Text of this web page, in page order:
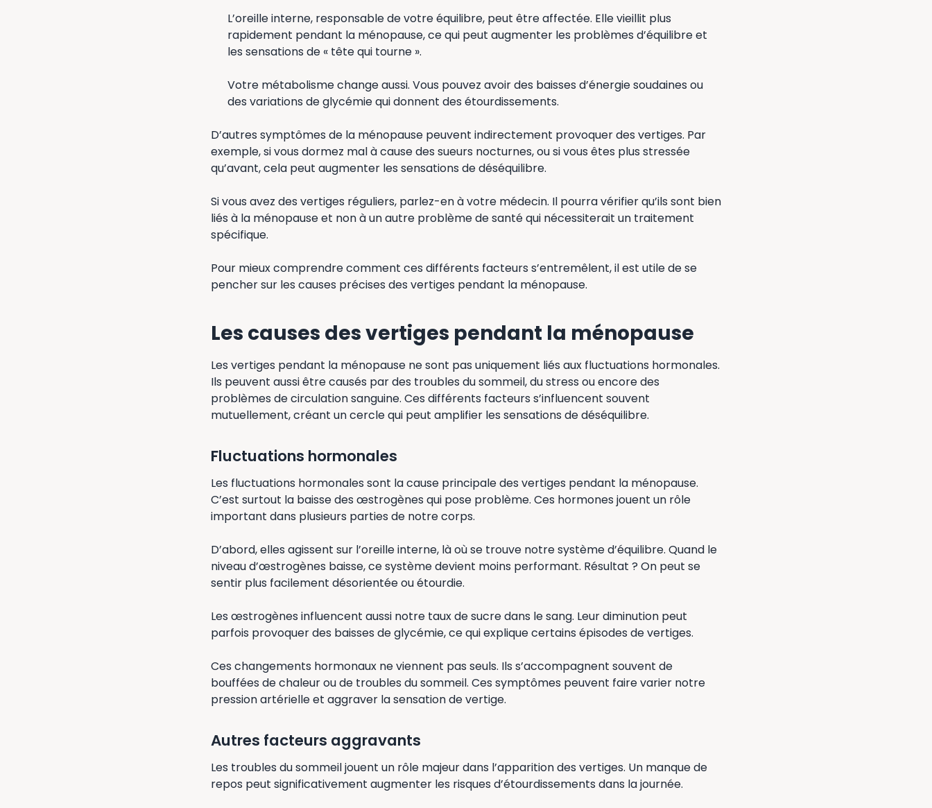
L’oreille interne, responsable de votre équilibre, peut être affectée. Elle vieillit plus
rapidement pendant la ménopause, ce qui peut augmenter les problèmes d’équilibre et
les sensations de « tête qui tourne ».
Votre métabolisme change aussi. Vous pouvez avoir des baisses d’énergie soudaines ou
des variations de glycémie qui donnent des étourdissements.
D’autres symptômes de la ménopause peuvent indirectement provoquer des vertiges. Par
exemple, si vous dormez mal à cause des sueurs nocturnes, ou si vous êtes plus stressée
qu’avant, cela peut augmenter les sensations de déséquilibre.
Si vous avez des vertiges réguliers, parlez-en à votre médecin. Il pourra vérifier qu’ils sont bien
liés à la ménopause et non à un autre problème de santé qui nécessiterait un traitement
spécifique.
Pour mieux comprendre comment ces différents facteurs s’entremêlent, il est utile de se
pencher sur les causes précises des vertiges pendant la ménopause.
Les causes des vertiges pendant la ménopause
Les vertiges pendant la ménopause ne sont pas uniquement liés aux fluctuations hormonales.
Ils peuvent aussi être causés par des troubles du sommeil, du stress ou encore des
problèmes de circulation sanguine. Ces différents facteurs s’influencent souvent
mutuellement, créant un cercle qui peut amplifier les sensations de déséquilibre.
Fluctuations hormonales
Les fluctuations hormonales sont la cause principale des vertiges pendant la ménopause.
C’est surtout la baisse des œstrogènes qui pose problème. Ces hormones jouent un rôle
important dans plusieurs parties de notre corps.
D’abord, elles agissent sur l’oreille interne, là où se trouve notre système d’équilibre. Quand le
niveau d’œstrogènes baisse, ce système devient moins performant. Résultat ? On peut se
sentir plus facilement désorientée ou étourdie.
Les œstrogènes influencent aussi notre taux de sucre dans le sang. Leur diminution peut
parfois provoquer des baisses de glycémie, ce qui explique certains épisodes de vertiges.
Ces changements hormonaux ne viennent pas seuls. Ils s’accompagnent souvent de
bouffées de chaleur ou de troubles du sommeil. Ces symptômes peuvent faire varier notre
pression artérielle et aggraver la sensation de vertige.
Autres facteurs aggravants
Les troubles du sommeil jouent un rôle majeur dans l’apparition des vertiges. Un manque de
repos peut significativement augmenter les risques d’étourdissements dans la journée.